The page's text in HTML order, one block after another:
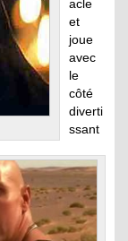
acle
et
joue
avec
le
côté
diverti
ssant